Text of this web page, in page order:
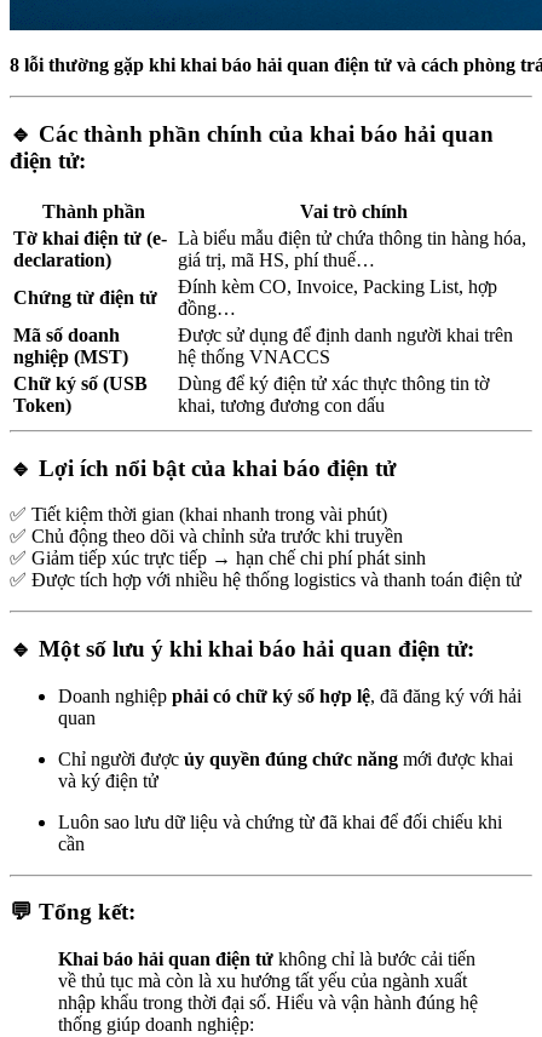
8 lỗi thường gặp khi khai báo hải quan điện tử và cách phòng
🔹 Các thành phần chính của khai báo hải quan
điện tử:
Thành phần
Vai trò chính
Tờ khai điện tử (e-
declaration)
Là biểu mẫu điện tử chứa thông tin hàng hóa,
giá trị, mã HS, phí thuế…
Chứng từ điện tử
Đính kèm CO, Invoice, Packing List, hợp
đồng…
Mã số doanh
nghiệp (MST)
Được sử dụng để định danh người khai trên
hệ thống VNACCS
Chữ ký số (USB
Token)
Dùng để ký điện tử xác thực thông tin tờ
khai, tương đương con dấu
🔹 Lợi ích nổi bật của khai báo điện tử
✅ Tiết kiệm thời gian (khai nhanh trong vài phút)
✅ Chủ động theo dõi và chỉnh sửa trước khi truyền
✅ Giảm tiếp xúc trực tiếp → hạn chế chi phí phát sinh
✅ Được tích hợp với nhiều hệ thống logistics và thanh toán điện tử
🔹 Một số lưu ý khi khai báo hải quan điện tử:
Doanh nghiệp phải có chữ ký số hợp lệ, đã đăng ký với hải
quan
Chỉ người được ủy quyền đúng chức năng mới được khai
và ký điện tử
Luôn sao lưu dữ liệu và chứng từ đã khai để đối chiếu khi
cần
💬 Tổng kết:
Khai báo hải quan điện tử không chỉ là bước cải tiến
về thủ tục mà còn là xu hướng tất yếu của ngành xuất
nhập khẩu trong thời đại số. Hiểu và vận hành đúng hệ
thống giúp doanh nghiệp: